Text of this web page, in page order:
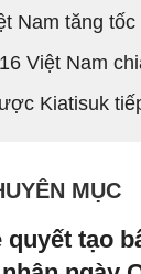
Nam tăng
Việt Nam
Kiatisuk
MỤC
quyết tạo